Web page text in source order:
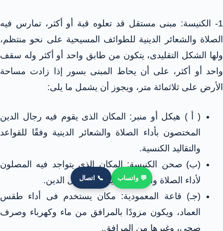
1- الكنيسة: مبنى مستقل قد تعلوه قبة أو أكثر، تمارس فيه
الصلاة والشعائر الدينية للطوائف المسيحية على نحو منتظم،
ولها الشكل التقليدى، يتكون من طابق واحد أو أكثر وله سقف
واحد أو أكثر، على أن يحاط المبنى بسور إذا زادت مساحة
الأرض على ثلاثمائة متر، ويجوز أن يشمل ما يلى:
( أ ) هيكل أو منبر: المكان الذى يقوم فيه رجال الدين
المختصون بأداء الصلاة والشعائر الدينية وفقًا للقواعد
والتقاليد الكنسية.
(ب) صحن الكنيسة: المكان الذى يتواجد فيه المصلون
لأداء الصلاة والشعائر الدينية مع رجال الدين.
(جـ) قاعة المعمودية: مكان يستخدم فى أداء طقس
العماد، ويكون مزودًا بالمرافق من ماء وكهرباء وصرف
صحى، وغيرها من المرافق.
💬 واتساب 📞 اتصال